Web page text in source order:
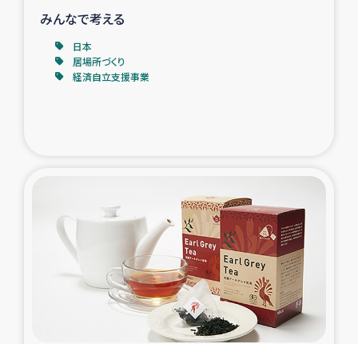
インドネシア中部 スラウェシの地震・津波被災者支援
スリランカ ムライティブ県帰還民の生活再建支援
スリランカの南北女性をつなぐサリー・リサイクル・プロ
ジェクト
復興支援事業
民際教育事業
みんなで考える
日本
居場所づくり
経済自立支援事業